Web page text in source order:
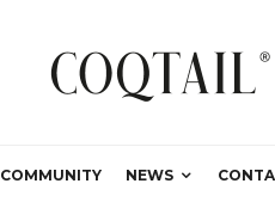
COMMUNITY NEWS